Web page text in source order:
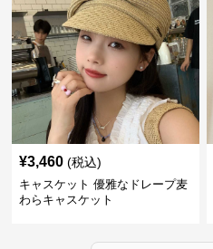
¥3,460 (税込)
キャスケット 優雅なドレープ麦
わらキャスケット